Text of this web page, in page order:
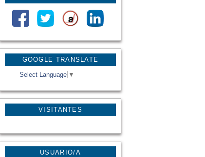
GOOGLE TRANSLATE
Select Language ▼
VISITANTES
USUARIO/A